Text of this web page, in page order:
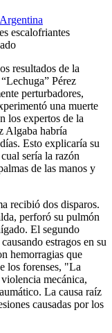
Argentina
resultados de la
Pérez
perturbadores,
una muerte
los expertos de la
Algaba habría
Esto explicaría su
sería la razón
de las manos y
recibió dos disparos.
perforó su pulmón
El segundo
estragos en su
hemorragias que
los forenses, "La
mecánica,
La causa raíz
causadas por los